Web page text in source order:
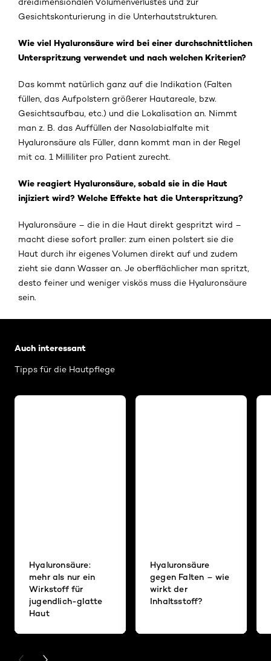
dreidimensionalen Volumenverlustes und zur
Gesichtskonturierung in die Unterhautstrukturen.
Wie viel Hyaluronsäure wird bei einer durchschnittlichen
Unterspritzung verwendet und nach welchen Kriterien?
Das kommt natürlich ganz auf die Indikation (Falten
füllen, das Aufpolstern größerer Hautareale, bzw.
Gesichtsaufbau, etc.) und die Lokalisation an. Nimmt
man z. B. das Auffüllen der Nasolabialfalte mit
Hyaluronsäure als Füller, dann kommt man in der Regel
mit ca. 1 Milliliter pro Patient zurecht.
Wie reagiert Hyaluronsäure, sobald sie in die Haut
injiziert wird? Welche Effekte hat die Unterspritzung?
Hyaluronsäure – die in die Haut direkt gespritzt wird –
macht diese sofort praller: zum einen polstert sie die
Haut durch ihr eigenes Volumen direkt auf und zudem
zieht sie dann Wasser an. Je oberflächlicher man spritzt,
desto feiner und weniger viskös muss die Hyaluronsäure
sein.
Auch interessant
Tipps für die Hautpflege
Hyaluronsäure:
mehr als nur ein
Wirkstoff für
jugendlich-glatte
Haut
Hyaluronsäure
gegen Falten – wie
wirkt der
Inhaltsstoff?